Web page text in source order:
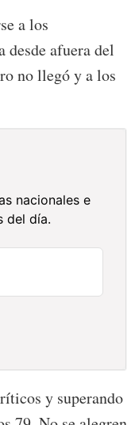
a los
desde afuera del
no llegó y a los
nacionales e
del día.
y superando